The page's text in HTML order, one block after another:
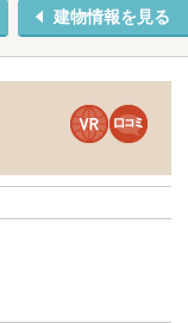
建物情報を見る